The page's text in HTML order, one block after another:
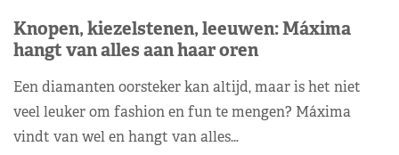
Knopen, kiezelstenen, leeuwen: Máxima
hangt van alles aan haar oren
Een diamanten oorsteker kan altijd, maar is het niet
veel leuker om fashion en fun te mengen? Máxima
vindt van wel en hangt van alles…